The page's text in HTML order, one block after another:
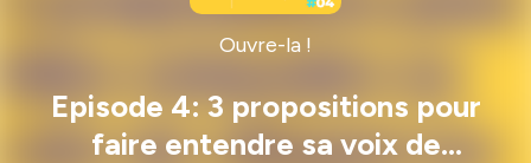
Ouvre-la !
Episode 4: 3 propositions pour
faire entendre sa voix de